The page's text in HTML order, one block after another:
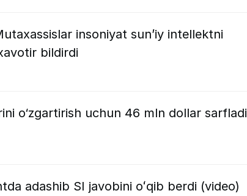
insoniyat sun’iy intellektni
bildirdi
o‘zgartirish uchun 46 mln dollar sarfladi
adashib SI javobini oʻqib berdi (video)